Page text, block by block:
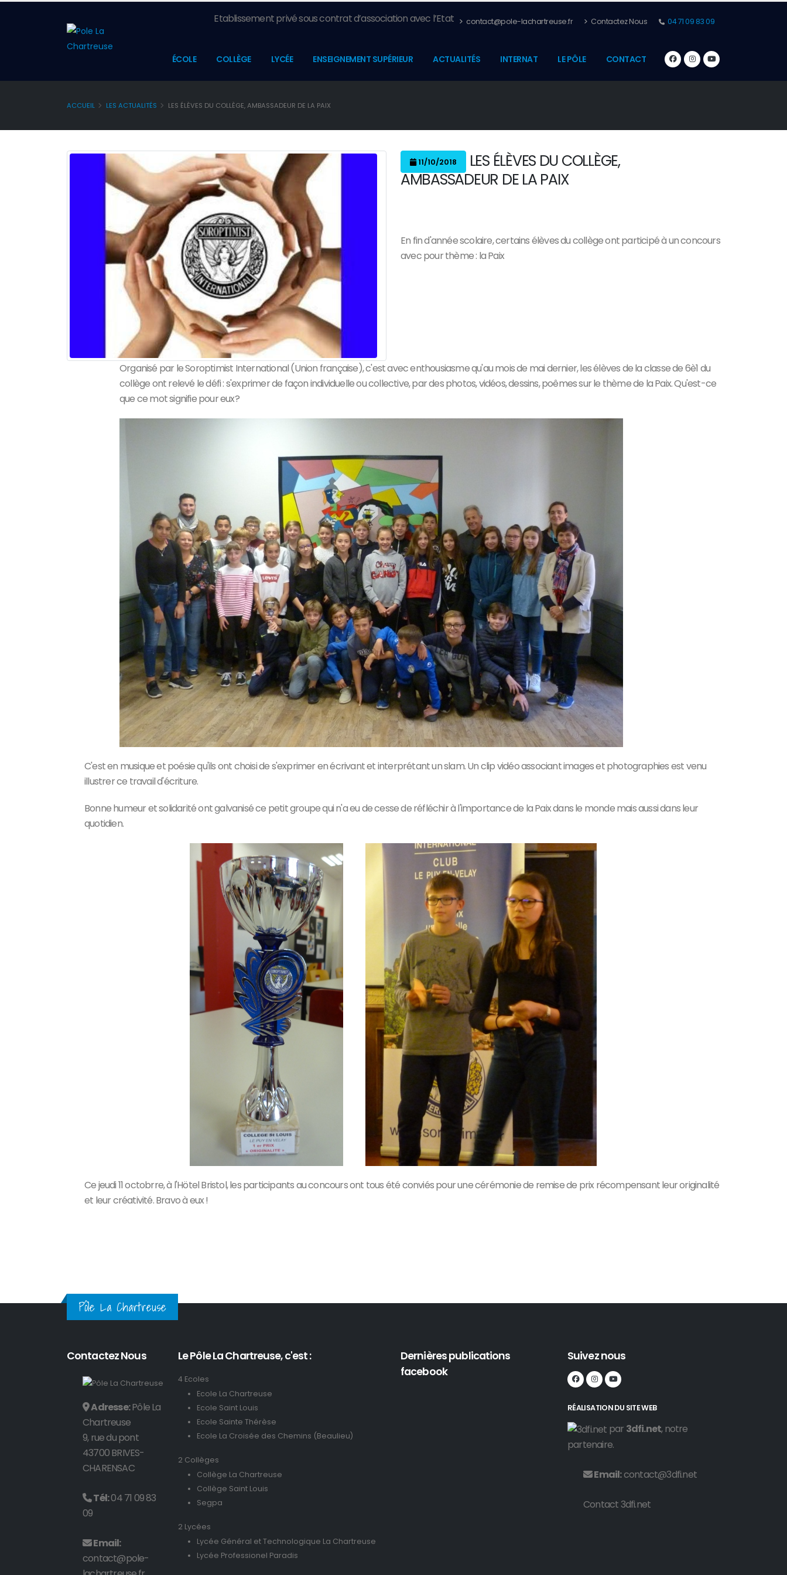
Etablissement privé sous contrat d’association avec l’Etat contact@pole-lachartreuse.fr Contactez Nous 04 71 09 83 09
ÉCOLE COLLÈGE LYCÉE ENSEIGNEMENT SUPÉRIEUR ACTUALITÉS INTERNAT LE PÔLE CONTACT
ACCUEIL LES ACTUALITÉS LES ÉLÈVES DU COLLÈGE, AMBASSADEUR DE LA PAIX
11/10/2018
LES ÉLÈVES DU COLLÈGE,
AMBASSADEUR DE LA PAIX
En fin d'année scolaire, certains élèves du collège ont participé à un concours
avec pour thème : la Paix
Organisé par le Soroptimist International (Union française), c'est avec enthousiasme qu'au mois de mai dernier, les élèves de la classe de 6è1 du
collège ont relevé le défi : s'exprimer de façon individuelle ou collective, par des photos, vidéos, dessins, poêmes sur le thème de la Paix. Qu'est-ce
que ce mot signifie pour eux?
C'est en musique et poésie qu'ils ont choisi de s'exprimer en écrivant et interprétant un slam. Un clip vidéo associant images et photographies est venu
illustrer ce travail d'écriture.
Bonne humeur et solidarité ont galvanisé ce petit groupe qui n'a eu de cesse de réfléchir à l'importance de la Paix dans le monde mais aussi dans leur
quotidien.
Ce jeudi 11 octobrre, à l'Hötel Bristol, les participants au concours ont tous été conviés pour une cérémonie de remise de prix récompensant leur originalité
et leur créativité. Bravo à eux !
Pôle La Chartreuse
Contactez Nous
Adresse:Pôle La
Chartreuse
9, rue du pont
43700 BRIVES-
CHARENSAC
Tél:04 71 09 83
09
Email:
contact@pole-
Le Pôle La Chartreuse, c'est :
4 Ecoles
Ecole La Chartreuse
Ecole Saint Louis
Ecole Sainte Thérèse
Ecole La Croisée des Chemins (Beaulieu)
2 Collèges
Collège La Chartreuse
Collège Saint Louis
Segpa
2 Lycées
Lycée Général et Technologique La Chartreuse
Lycée Professionel Paradis
Dernières publications
facebook
Suivez nous
RÉALISATION DU SITE WEB
par 3dfi.net, notre
partenaire.
Email:contact@3dfi.net
Contact 3dfi.net